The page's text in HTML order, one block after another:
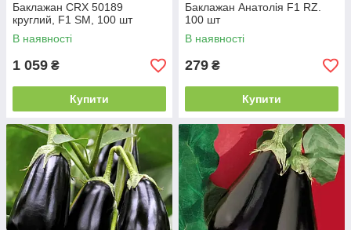
Баклажан CRX 50189
круглий, F1 SM, 100 шт
В наявності
1 059 ₴
Купити
Баклажан Анатолія F1 RZ.
100 шт
В наявності
279 ₴
Купити